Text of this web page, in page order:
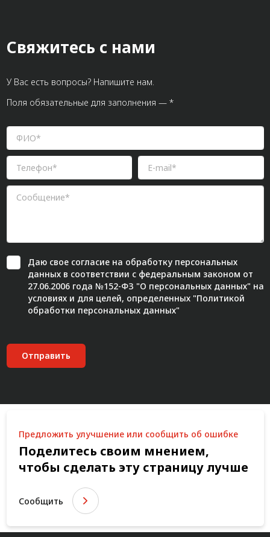
Свяжитесь с нами
У Вас есть вопросы? Напишите нам.
Поля обязательные для заполнения — *
Даю свое согласиена обработку персональных
данных в соответствии с федеральным законом от
27.06.2006 года №152-ФЗ "О персональных данных" на
условиях и для целей, определенных "Политикой
обработки персональных данных"
Отправить
Предложить улучшение или сообщить об ошибке
Поделитесь своим мнением,
чтобы сделать эту страницу лучше
Сообщить